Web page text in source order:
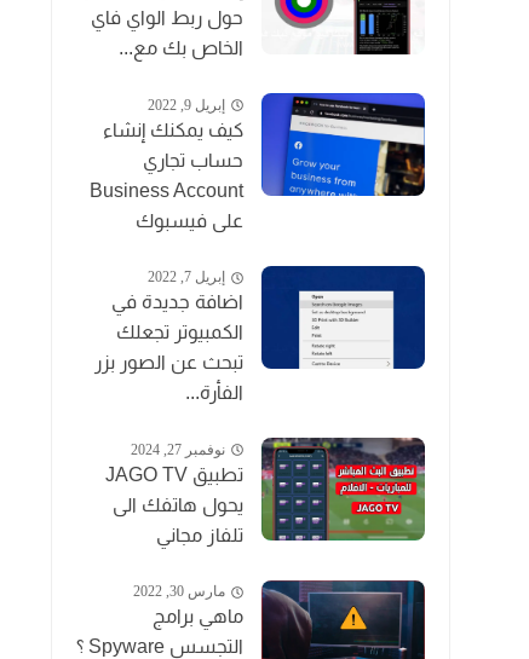
حول ربط الواي فاي
الخاص بك مع...
إبريل 9, 2022
كيف يمكنك إنشاء
حساب تجاري
Business Account
على فيسبوك
إبريل 7, 2022
اضافة جديدة في
الكمبيوتر تجعلك
تبحث عن الصور بزر
الفأرة...
نوفمبر 27, 2024
تطبيق JAGO TV
يحول هاتفك الى
تلفاز مجاني
مارس 30, 2022
ماهي برامج
التجسس Spyware ؟